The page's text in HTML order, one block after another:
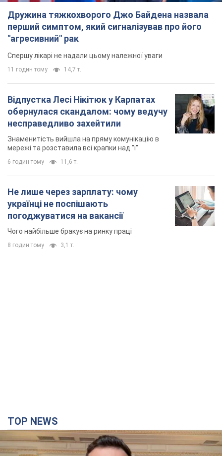
Знаменитість вийшла на пряму комунікацію в
мережі та розставила всі крапки над "і"
6 годин тому
Не лише через зарплату: чому
українці не поспішають
погоджуватися на вакансії
Чого найбільше бракує на ринку праці
8 годин тому 3,1 т.
"Захист нашого життя": Зеленський про
антибалістику FREYJA, санкції проти Росії й
підтримку аграріїв. Відео